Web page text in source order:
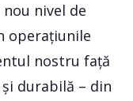
nou nivel de
operațiunile
nostru față
durabilă – din